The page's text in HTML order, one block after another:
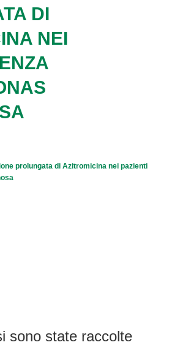
DI
NEI
prolungata di Azitromicina nei pazienti
sono state raccolte